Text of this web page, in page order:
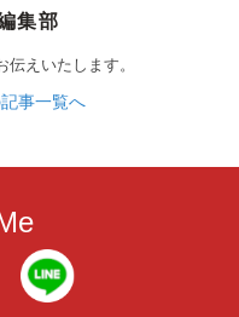
集部
えいたします。
事一覧へ